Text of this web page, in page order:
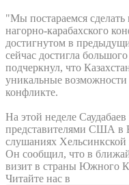
"Мы постараемся сделать
нагорно-карабахского
достигнутом в
сейчас достигла
подчеркнул, что
уникальные
конфликте.
На этой неделе
представителями США в
слушаниях
Он сообщил, что в
визит в страны Южного
Читайте нас в